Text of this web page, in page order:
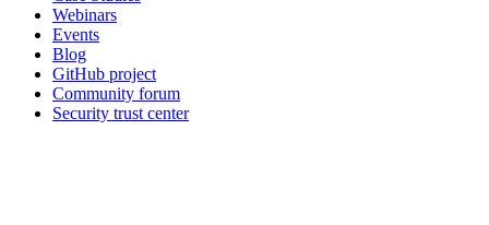
Webinars
Events
Blog
GitHub project
Community forum
Security trust center